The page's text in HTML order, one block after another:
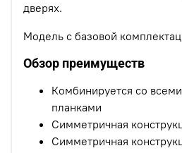
дверях.
Модель с базовой
Обзор преимуществ
Комбинируется со
планками
Симметричная
Симметричная